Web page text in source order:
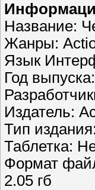
Название:
Жанры:
Язык
Год
Издатель:
Тип
Таблетка:
Формат
2.05 гб